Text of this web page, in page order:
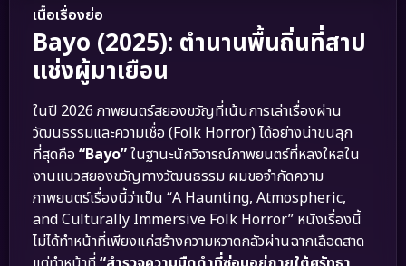
เนื้อเรื่องย่อ
Bayo (2025): ตำนานพื้นถิ่นที่สาป
แช่งผู้มาเยือน
ในปี 2026 ภาพยนตร์สยองขวัญที่เน้นการเล่าเรื่องผ่าน
วัฒนธรรมและความเชื่อ (Folk Horror) ได้อย่างน่าขนลุก
ที่สุดคือ “Bayo”ในฐานะนักวิจารณ์ภาพยนตร์ที่หลงใหลใน
งานแนวสยองขวัญทางวัฒนธรรม ผมขอจำกัดความ
ภาพยนตร์เรื่องนี้ว่าเป็น “A Haunting, Atmospheric,
and Culturally Immersive Folk Horror” หนังเรื่องนี้
ไม่ได้ทำหน้าที่เพียงแค่สร้างความหวาดกลัวผ่านฉากเลือดสาด